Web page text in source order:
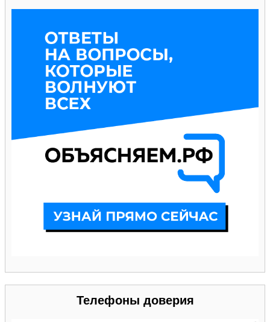
Телефоны доверия